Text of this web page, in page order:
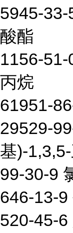
5945-
酸酯
1156-
丙烷
61951-
29529-
基)-
99-30-9
646-13-
520-45-6